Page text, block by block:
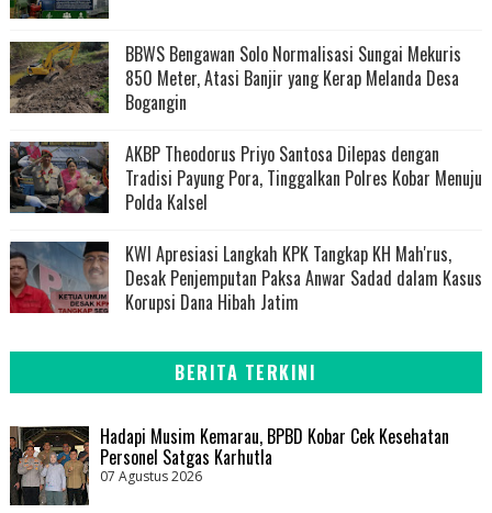
BBWS Bengawan Solo Normalisasi Sungai Mekuris
850 Meter, Atasi Banjir yang Kerap Melanda Desa
Bogangin
AKBP Theodorus Priyo Santosa Dilepas dengan
Tradisi Payung Pora, Tinggalkan Polres Kobar Menuju
Polda Kalsel
KWI Apresiasi Langkah KPK Tangkap KH Mah'rus,
Desak Penjemputan Paksa Anwar Sadad dalam Kasus
Korupsi Dana Hibah Jatim
BERITA TERKINI
Hadapi Musim Kemarau, BPBD Kobar Cek Kesehatan
Personel Satgas Karhutla
07 Agustus 2026